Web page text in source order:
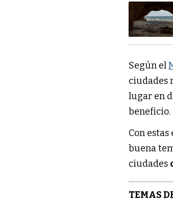
Según el
ciudades
lugar en
beneficio.
Con
buena
ciudades
TEMAS